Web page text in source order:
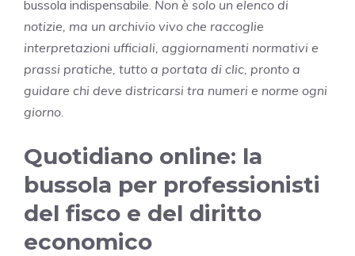
bussola indispensabile. Non è solo un elenco di
notizie, ma un archivio vivo che raccoglie
interpretazioni ufficiali, aggiornamenti normativi e
prassi pratiche, tutto a portata di clic, pronto a
guidare chi deve districarsi tra numeri e norme ogni
giorno.
Quotidiano online: la
bussola per professionisti
del fisco e del diritto
economico